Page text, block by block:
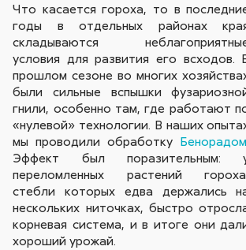
Что касается гороха, то в
годы в отдельных районах
складываются
условия для развития его всходов.
прошлом сезоне во многих
были сильные вспышки
гнили, особенно там, где работают
«нулевой» технологии. В наших
мы проводили обработку
Эффект был поразительным:
переломленных растений
стебли которых едва держались
нескольких ниточках, быстро
корневая система, и в итоге они
хороший урожай.